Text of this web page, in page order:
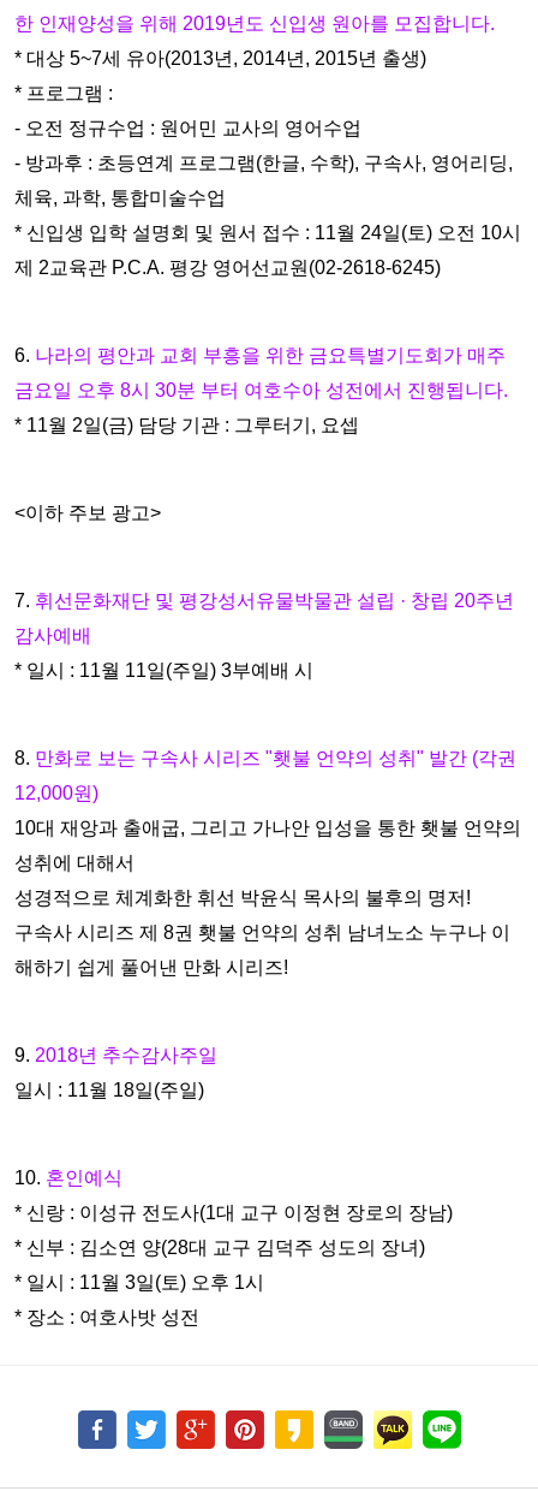
한 인재양성을 위해 2019년도 신입생 원아를 모집합니다.
* 대상 5~7세 유아(2013년, 2014년, 2015년 출생)
* 프로그램 :
- 오전 정규수업 : 원어민 교사의 영어수업
- 방과후 : 초등연계 프로그램(한글, 수학), 구속사, 영어리딩,
체육, 과학, 통합미술수업
* 신입생 입학 설명회 및 원서 접수 : 11월 24일(토) 오전 10시
제 2교육관 P.C.A. 평강 영어선교원(02-2618-6245)
6. 나라의 평안과 교회 부흥을 위한 금요특별기도회가 매주
금요일 오후 8시 30분 부터 여호수아 성전에서 진행됩니다.
* 11월 2일(금) 담당 기관 : 그루터기, 요셉
<이하 주보 광고>
7. 휘선문화재단 및 평강성서유물박물관 설립 · 창립 20주년
감사예배
* 일시 : 11월 11일(주일) 3부예배 시
8. 만화로 보는 구속사 시리즈 "횃불 언약의 성취" 발간 (각권
12,000원)
10대 재앙과 출애굽, 그리고 가나안 입성을 통한 횃불 언약의
성취에 대해서
성경적으로 체계화한 휘선 박윤식 목사의 불후의 명저!
구속사 시리즈 제 8권 횃불 언약의 성취 남녀노소 누구나 이
해하기 쉽게 풀어낸 만화 시리즈!
9. 2018년 추수감사주일
일시 : 11월 18일(주일)
10. 혼인예식
* 신랑 : 이성규 전도사(1대 교구 이정현 장로의 장남)
* 신부 : 김소연 양(28대 교구 김덕주 성도의 장녀)
* 일시 : 11월 3일(토) 오후 1시
* 장소 : 여호사밧 성전